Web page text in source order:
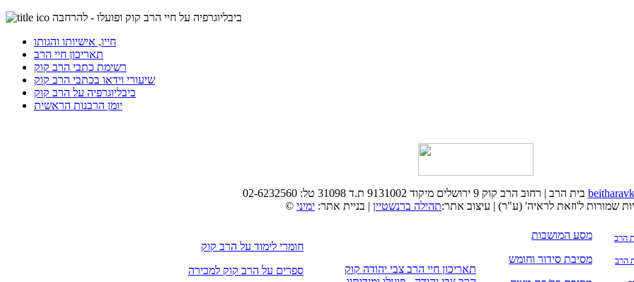
ביבליוגרפיה על חיי הרב קוק ופועלו - להרחבה
חייו, אישיותו והגותו
תאריכון חיי הרב
רשימת כתבי הרב קוק
שיעורי וידאו בכתבי הרב קוק
ביבליוגרפיה על הרב קוק
יומן הרבנות הראשית
שמורות ל'וזאת לראיה' (ע"ר) | עיצוב אתר:תהילה ברנשטיין | בניית אתר: ימיני
הרב
הרב
מסע המושבות
מסיבת סידור וחומש
תאריכון חיי הרב צבי יהודה קוק
חומרי לימוד על הרב קוק
ספרים על הרב קוק למכירה